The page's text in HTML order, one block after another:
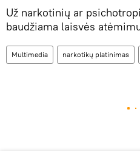
Už narkotinių ar
baudžiama laisvės
Multimedia narkotikų platinimas